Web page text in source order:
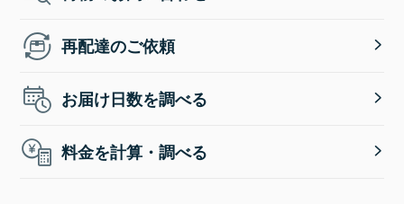
再配達のご依頼
お届け日数を調べる
料金を計算・調べる